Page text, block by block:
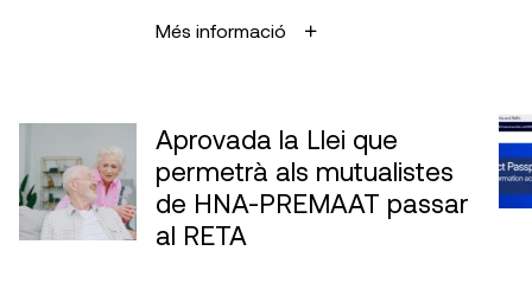
Més informació
Aprovada la Llei que
permetrà als mutualistes
de HNA-PREMAAT passar
al RETA